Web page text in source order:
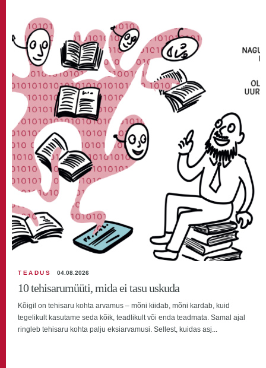
TEADUS 04.08.2026
10 tehisarumüüti, mida ei tasu uskuda
Kõigil on tehisaru kohta arvamus – mõni kiidab, mõni kardab, kuid
tegelikult kasutame seda kõik, teadlikult või enda teadmata. Samal ajal
ringleb tehisaru kohta palju eksiarvamusi. Sellest, kuidas asj...